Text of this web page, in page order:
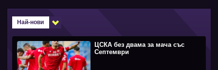
Най-нови
ЦСКА без двама за мача със
Септември